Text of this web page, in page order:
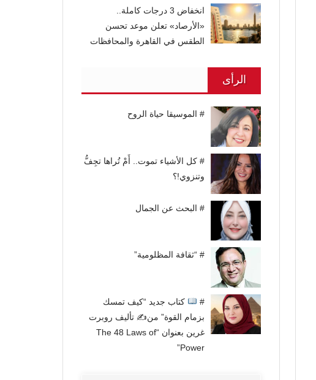
انخفاض 3 درجات كاملة..
«الأرصاد» تعلن موعد تحسن
الطقس في القاهرة والمحافظات
الرأى
# الموسيقا حياة الروح
# كل الأشياء تموت.. أَمْ تُراها تجِفُّ
وتنزوي!؟
# البحث عن الجمال
# “ثقافة المظلومية”
#
كتاب جديد “كيف تمسك
بزمام القوة” من✍ تأليف روبرت
غرين بعنوان “The 48 Laws of
Power”